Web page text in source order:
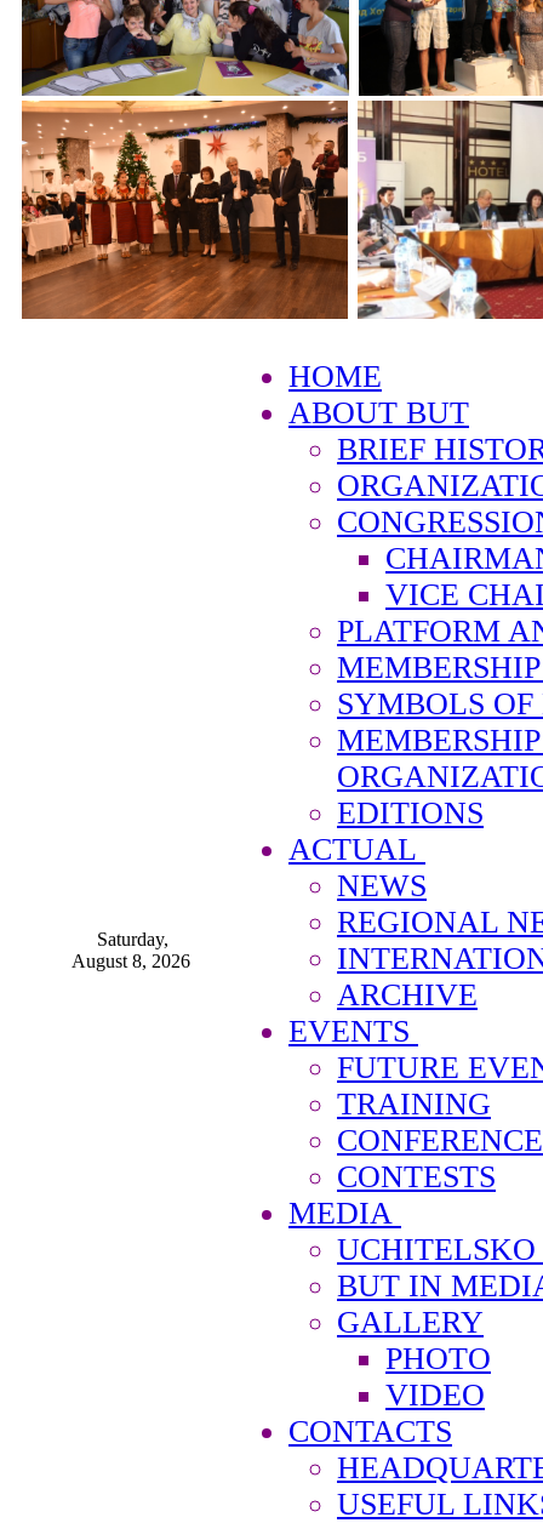
Saturday,
August 8, 2026
HOME
ABOUT BUT
BRIEF
VICE
PLATFORM
SYMBOLS
EDITIONS
ACTUAL
NEWS
REGIONAL
ARCHIVE
EVENTS
FUTURE
TRAINING
CONTESTS
MEDIA
BUT IN
GALLERY
PHOTO
VIDEO
CONTACTS
USEFUL